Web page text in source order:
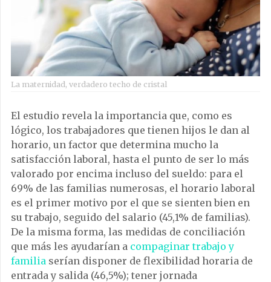
La maternidad, verdadero techo de cristal
El estudio revela la importancia que, como es
lógico, los trabajadores que tienen hijos le dan al
horario, un factor que determina mucho la
satisfacción laboral, hasta el punto de ser lo más
valorado por encima incluso del sueldo: para el
69% de las familias numerosas, el horario laboral
es el primer motivo por el que se sienten bien en
su trabajo, seguido del salario (45,1% de familias).
De la misma forma, las medidas de conciliación
que más les ayudarían a compaginar trabajo y
familia serían disponer de flexibilidad horaria de
entrada y salida (46,5%); tener jornada